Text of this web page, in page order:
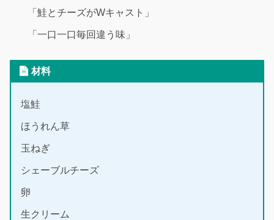
「鮭とチーズがWキャスト」
「一口一口毎回違う味」
材料
塩鮭
ほうれん草
玉ねぎ
シェーブルチーズ
卵
生クリーム